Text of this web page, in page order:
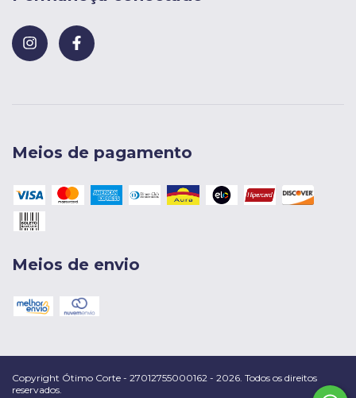
Meios de pagamento
Meios de envio
Copyright Ótimo Corte - 27012755000162 - 2026. Todos os direitos
reservados.